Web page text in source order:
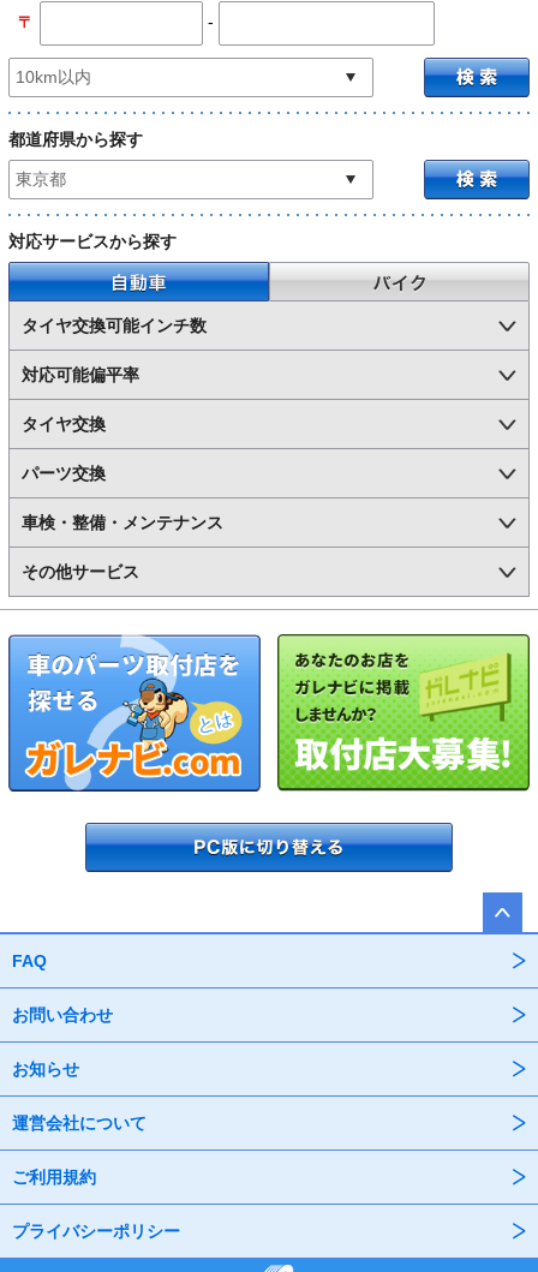
〒 -
都道府県から探す
対応サービスから探す
自動車
タイヤ交換可能インチ数
対応可能偏平率
タイヤ交換
パーツ交換
車検・整備・メンテナンス
その他サービス
FAQ
お問い合わせ
お知らせ
運営会社について
ご利用規約
プライバシーポリシー